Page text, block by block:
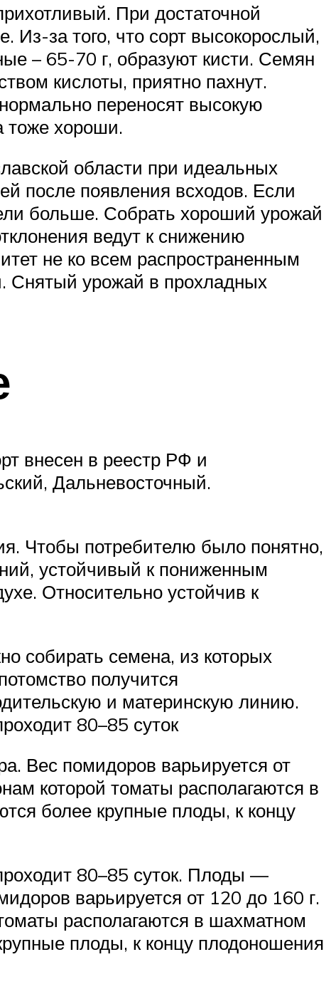
При достаточной
Из-за того, что сорт высокорослый,
– 65-70 г, образуют кисти. Семян
кислоты, приятно пахнут.
переносят высокую
тоже хороши.
области при идеальных
после появления всходов. Если
больше. Собрать хороший урожай
ведут к снижению
не ко всем распространенным
Снятый урожай в прохладных
внесен в реестр РФ и
Дальневосточный.
Чтобы потребителю было понятно,
устойчивый к пониженным
Относительно устойчив к
собирать семена, из которых
получится
и материнскую линию.
80–85 суток
Вес помидоров варьируется от
которой томаты располагаются в
более крупные плоды, к концу
80–85 суток. Плоды —
варьируется от 120 до 160 г.
располагаются в шахматном
плоды, к концу плодоношения